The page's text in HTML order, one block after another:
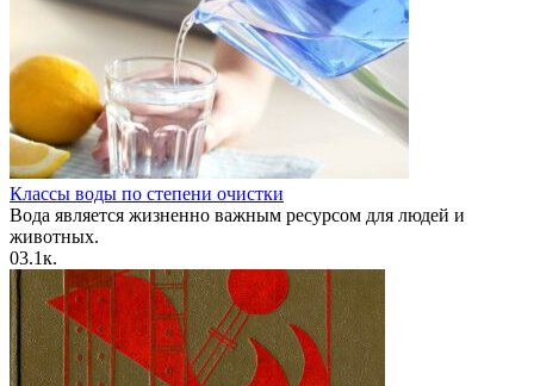
Классы воды по степени очистки
Вода является жизненно важным ресурсом для людей и
животных.
03.1к.